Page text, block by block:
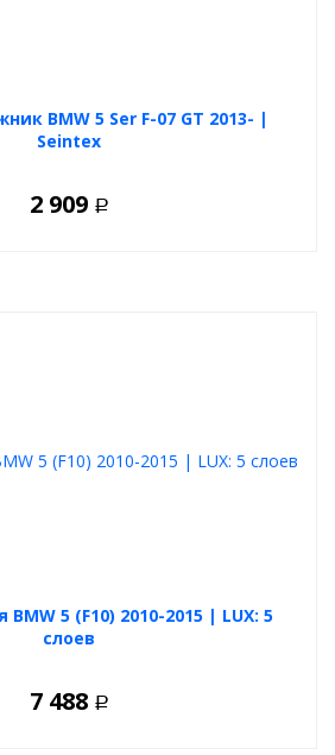
BMW 5 Ser F-07 GT 2013- |
Seintex
2 909 Р
5 (F10) 2010-2015 | LUX: 5
слоев
7 488 Р